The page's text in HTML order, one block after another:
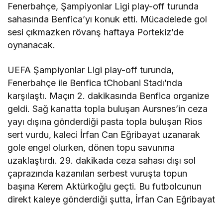
Fenerbahçe, Şampiyonlar Ligi play-off turunda
sahasında Benfica’yı konuk etti. Mücadelede gol
sesi çıkmazken rövanş haftaya Portekiz’de
oynanacak.
UEFA Şampiyonlar Ligi play-off turunda,
Fenerbahçe ile Benfica tChobani Stadı’nda
karşılaştı. Maçın 2. dakikasında Benfica organize
geldi. Sağ kanatta topla buluşan Aursnes’in ceza
yayı dışına gönderdiği pasta topla buluşan Rios
sert vurdu, kaleci İrfan Can Eğribayat uzanarak
gole engel olurken, dönen topu savunma
uzaklaştırdı. 29. dakikada ceza sahası dışı sol
çaprazında kazanılan serbest vuruşta topun
başına Kerem Aktürkoğlu geçti. Bu futbolcunun
direkt kaleye gönderdiği şutta, İrfan Can Eğribayat